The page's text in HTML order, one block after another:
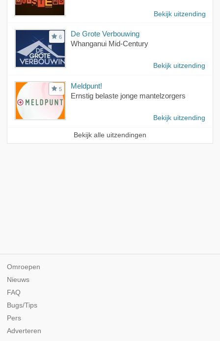
Bekijk uitzending
6
De Grote Verbouwing
Whanganui Mid-Century
Bekijk uitzending
5
Meldpunt!
Ernstig belaste jonge mantelzorgers
Bekijk uitzending
Bekijk alle uitzendingen
Omroepen
Nieuws
FAQ
Bugs/Tips
Pers
Adverteren